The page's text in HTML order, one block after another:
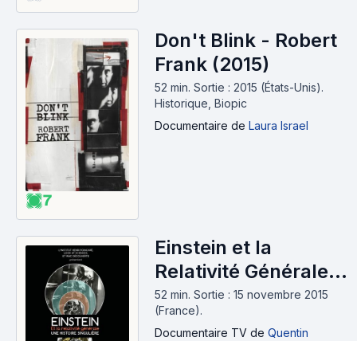
7
Don't Blink - Robert
Frank (2015)
52 min. Sortie : 2015 (États-Unis).
Historique, Biopic
Documentaire de Laura Israel
Einstein et la
Relativité Générale :
une histoire
singulière (2015)
52 min. Sortie : 15 novembre 2015
(France).
Documentaire TV de Quentin